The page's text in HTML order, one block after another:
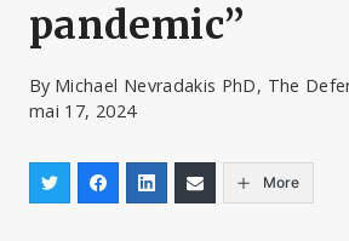
pandemic”
By Michael Nevradakis PhD, The
mai 17, 2024
More